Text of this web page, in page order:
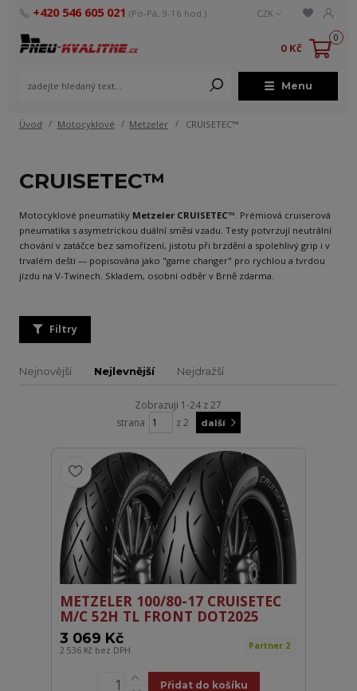
Menu
CZK
+420 546 605 021 (Po-Pá, 9-16 hod.)
0
0 Kč
Úvod Motocyklové Metzeler CRUISETEC™
CRUISETEC™
Motocyklové pneumatiky Metzeler CRUISETEC™. Prémiová cruiserová
pneumatika s asymetrickou duální směsí vzadu. Testy potvrzují neutrální
chování v zatáčce bez samořízení, jistotu při brzdění a spolehlivý grip i v
trvalém dešti — popisována jako "game changer" pro rychlou a tvrdou
jízdu na V-Twinech. Skladem, osobní odběr v Brně zdarma.
Filtry
Nejnovější Nejlevnější Nejdražší
Zobrazuji 1-24 z 27
strana
z 2 další
METZELER 100/80-17 CRUISETEC
M/C 52H TL FRONT DOT2025
3 069 Kč
2 536 Kč bez DPH Partner 2
Přidat do košíku